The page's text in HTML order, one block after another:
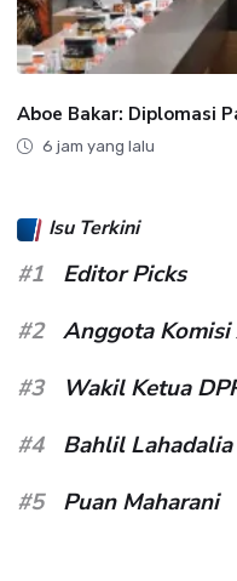
Aboe Bakar: Diplomasi
6 jam yang lalu
Isu Terkini
#1
Editor Picks
#2
Anggota Komisi
#3
Wakil Ketua
#4
Bahlil Lahadalia
#5
Puan Maharani